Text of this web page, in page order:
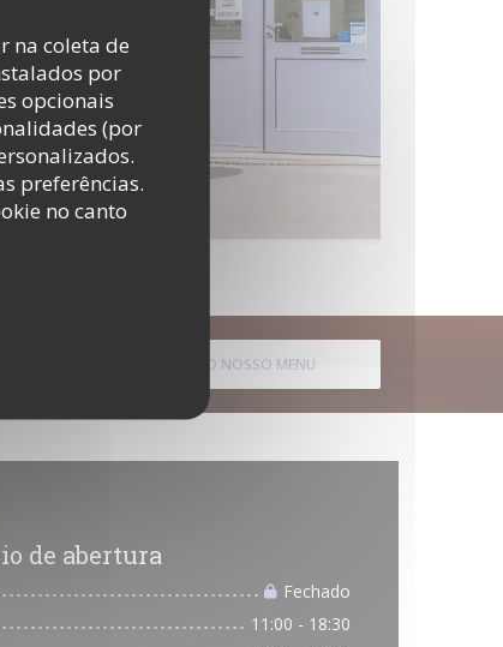
na coleta de
por
opcionais
(por
preferências.
no canto
DESCUBRA O NOSSO MENU
de abertura
Fechado
11:00 - 18:30